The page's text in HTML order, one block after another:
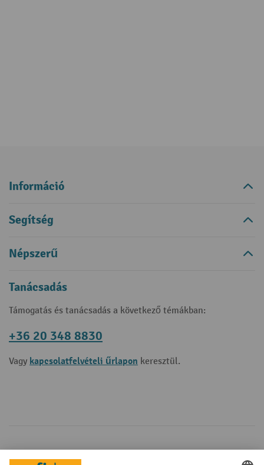
Információ
Segítség
Népszerű
Tanácsadás
Támogatás és tanácsadás a következő témákban:
+36 20 348 8830
Vagy kapcsolatfelvételi űrlapon keresztül.
Fizetési lehetőségek